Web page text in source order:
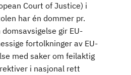
Court of Justice) i
har én dommer pr.
gir EU-
fortolkninger av EU-
med saker om feilaktig
i nasjonal rett